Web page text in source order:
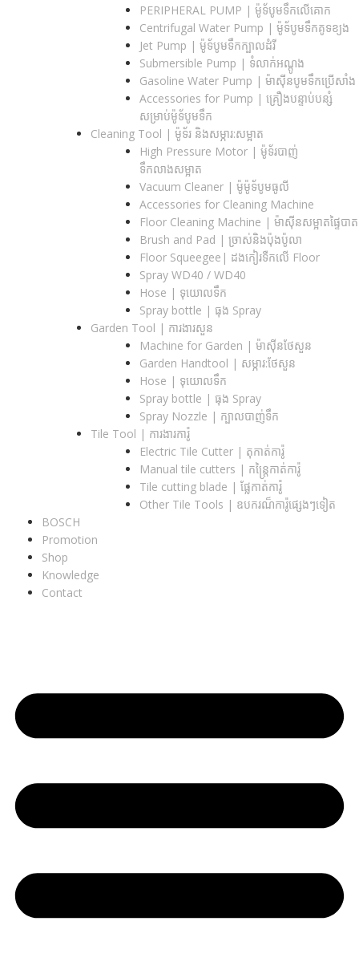
PERIPHERAL PUMP | ម៉ូទ័បូមទឹកលើគោក
Centrifugal Water Pump | ម៉ូទ័បូមទឹកគូទខ្យង
Jet Pump | ម៉ូទ័បូមទឹកក្បាលដំរី
Submersible Pump | ទំលាក់អណ្តូង
Gasoline Water Pump | ម៉ាស៊ីនបូមទឹកប្រើសាំង
Accessories for Pump | គ្រឿងបន្ទាប់បន្សំ
សម្រាប់ម៉ូទ័បូមទឹក
Cleaning Tool | ម៉ូទ័រ និងសម្ភារ:សម្អាត
High Pressure Motor | ម៉ូទ័របាញ់
ទឹកលាងសម្អាត
Vacuum Cleaner | ម៉ូម៉ូទ័បូមធូលី
Accessories for Cleaning Machine
Floor Cleaning Machine | ម៉ាស៊ីនសម្អាតផ្ទៃបាត
Brush and Pad | ច្រាស់និងប៉ុងប៉ូលា
Floor Squeegee| ដងកៀរទឺកលើ Floor
Spray WD40 / WD40
Hose | ទុយោលទឹក
Spray bottle | ធុង Spray
Garden Tool | ការងារសួន
Machine for Garden | ម៉ាស៊ីនថែសួន
Garden Handtool | សម្ភារ:ថែសួន
Hose | ទុយោលទឹក
Spray bottle | ធុង Spray
Spray Nozzle | ក្បាលបាញ់ទឹក
Tile Tool | ការងារការ៉ូ
Electric Tile Cutter | តុកាត់ការ៉ូ
Manual tile cutters | កន្ត្រៃកាត់ការ៉ូ
Tile cutting blade | ផ្លែកាត់ការ៉ូ
Other Tile Tools | ឧបករណ៏ការ៉ូផ្សេងៗទៀត
BOSCH
Promotion
Shop
Knowledge
Contact